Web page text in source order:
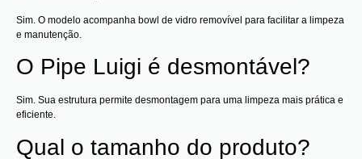
Sim. O modelo acompanha bowl de vidro removível para facilitar a limpeza
e manutenção.
O Pipe Luigi é desmontável?
Sim. Sua estrutura permite desmontagem para uma limpeza mais prática e
eficiente.
Qual o tamanho do produto?